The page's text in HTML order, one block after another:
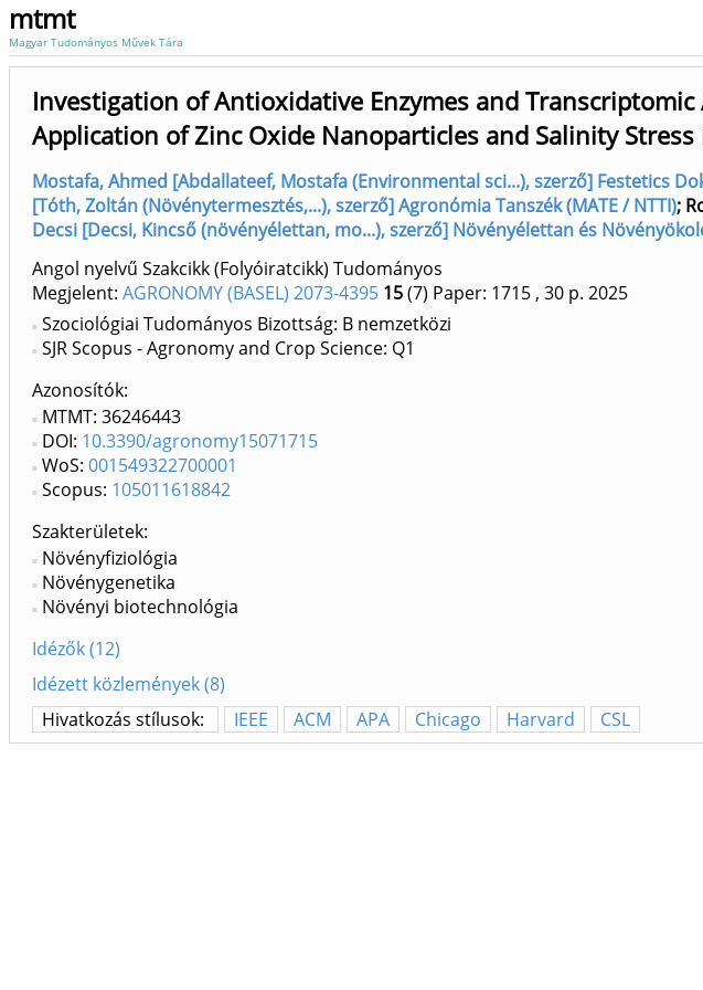
mtmt
Magyar Tudományos Művek Tára
Investigation of Antioxidative Enzymes and
Application of Zinc Oxide Nanoparticles and Salinity
Mostafa, Ahmed [Abdallateef, Mostafa (Environmental sci...), szerző] Festetics
[Tóth, Zoltán (Növénytermesztés,...), szerző] Agronómia Tanszék (MATE / NTTI);
Decsi [Decsi, Kincső (növényélettan, mo...), szerző] Növényélettan és
Angol nyelvű Szakcikk (Folyóiratcikk) Tudományos
Megjelent: AGRONOMY (BASEL) 2073-4395 15(7) Paper: 1715 , 30 p. 2025
Szociológiai Tudományos Bizottság: B nemzetközi
SJR Scopus - Agronomy and Crop Science: Q1
Azonosítók
MTMT: 36246443
DOI: 10.3390/agronomy15071715
WoS: 001549322700001
Scopus: 105011618842
Szakterületek:
Növényfiziológia
Növénygenetika
Növényi biotechnológia
Idézők (12)
Idézett közlemények (8)
Hivatkozás stílusok:
IEEE ACM APA Chicago Harvard CSL